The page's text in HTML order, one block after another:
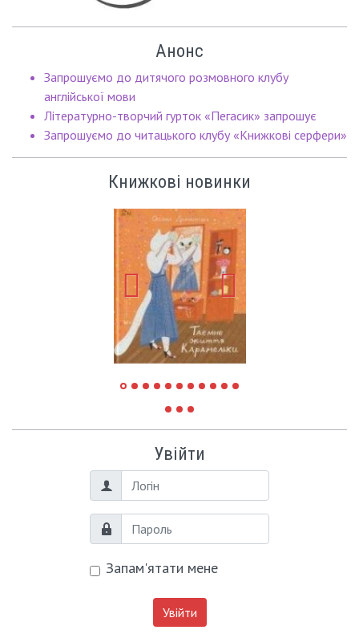
Анонс
Запрошуємо до дитячого розмовного клубу
англійської мови
Літературно-творчий гурток «Пегасик» запрошує
Запрошуємо до читацького клубу «Книжкові серфери»
Книжкові новинки
Увійти
Логін
Пароль
Запам'ятати мене
Увійти